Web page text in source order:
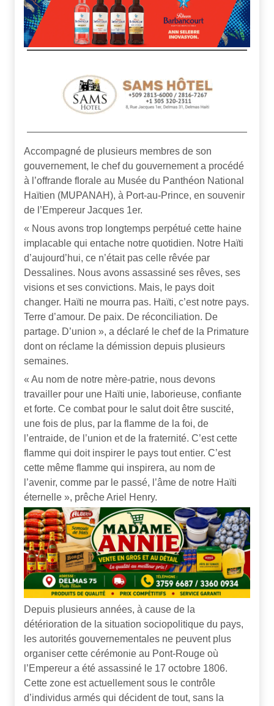
Accompagné de plusieurs membres de son
gouvernement, le chef du gouvernement a procédé
à l’offrande florale au Musée du Panthéon National
Haïtien (MUPANAH), à Port-au-Prince, en souvenir
de l’Empereur Jacques 1er.
« Nous avons trop longtemps perpétué cette haine
implacable qui entache notre quotidien. Notre Haïti
d’aujourd’hui, ce n’était pas celle rêvée par
Dessalines. Nous avons assassiné ses rêves, ses
visions et ses convictions. Mais, le pays doit
changer. Haïti ne mourra pas. Haïti, c’est notre pays.
Terre d’amour. De paix. De réconciliation. De
partage. D’union », a déclaré le chef de la Primature
dont on réclame la démission depuis plusieurs
semaines.
« Au nom de notre mère-patrie, nous devons
travailler pour une Haïti unie, laborieuse, confiante
et forte. Ce combat pour le salut doit être suscité,
une fois de plus, par la flamme de la foi, de
l’entraide, de l’union et de la fraternité. C’est cette
flamme qui doit inspirer le pays tout entier. C’est
cette même flamme qui inspirera, au nom de
l’avenir, comme par le passé, l’âme de notre Haïti
éternelle », prêche Ariel Henry.
Depuis plusieurs années, à cause de la
détérioration de la situation sociopolitique du pays,
les autorités gouvernementales ne peuvent plus
organiser cette cérémonie au Pont-Rouge où
l’Empereur a été assassiné le 17 octobre 1806.
Cette zone est actuellement sous le contrôle
d’individus armés qui décident de tout, sans la